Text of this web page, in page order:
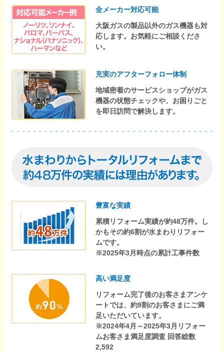
全メーカー対応可能
大阪ガスの製品以外のガス機器も対
応します。お気軽にご相談くださ
い。
充実のアフターフォロー体制
地域密着のサービスショップがガス
機器の状態チェックや、お困りごと
を即日訪問で解決します。
豊富な実績
累積リフォーム実績が約48万件。し
かもその約6割が水まわりリフォー
ムです。
※2025年3月時点の累計工事件数
高い満足度
リフォーム完了後のお客さまアンケ
ートでは、約9割のお客さまにご満
足いただいています。
※2024年4月～2025年3月リフォー
ムお客さま満足度調査 回答総数
2,592